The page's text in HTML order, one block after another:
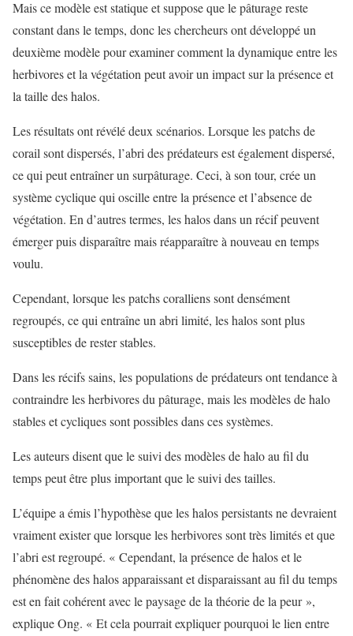
Mais ce modèle est statique et suppose que le pâturage reste
constant dans le temps, donc les chercheurs ont développé un
deuxième modèle pour examiner comment la dynamique entre les
herbivores et la végétation peut avoir un impact sur la présence et
la taille des halos.
Les résultats ont révélé deux scénarios. Lorsque les patchs de
corail sont dispersés, l’abri des prédateurs est également dispersé,
ce qui peut entraîner un surpâturage. Ceci, à son tour, crée un
système cyclique qui oscille entre la présence et l’absence de
végétation. En d’autres termes, les halos dans un récif peuvent
émerger puis disparaître mais réapparaître à nouveau en temps
voulu.
Cependant, lorsque les patchs coralliens sont densément
regroupés, ce qui entraîne un abri limité, les halos sont plus
susceptibles de rester stables.
Dans les récifs sains, les populations de prédateurs ont tendance à
contraindre les herbivores du pâturage, mais les modèles de halo
stables et cycliques sont possibles dans ces systèmes.
Les auteurs disent que le suivi des modèles de halo au fil du
temps peut être plus important que le suivi des tailles.
L’équipe a émis l’hypothèse que les halos persistants ne devraient
vraiment exister que lorsque les herbivores sont très limités et que
l’abri est regroupé. « Cependant, la présence de halos et le
phénomène des halos apparaissant et disparaissant au fil du temps
est en fait cohérent avec le paysage de la théorie de la peur »,
explique Ong. « Et cela pourrait expliquer pourquoi le lien entre